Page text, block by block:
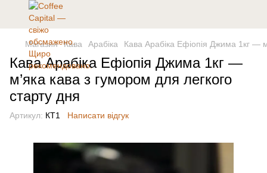
Магазин Кава Арабіка Кава Арабіка Ефіопія Джима 1кг —
Кава Арабіка Ефіопія Джима 1кг —
м’яка кава з гумором для легкого
старту дня
Артикул: КТ1 Написати відгук